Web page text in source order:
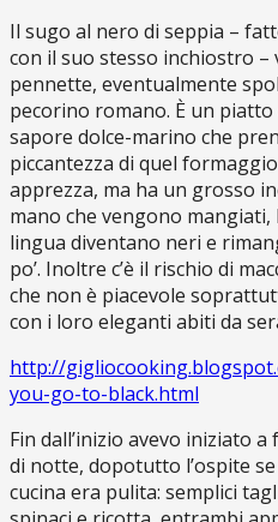
Il sugo al nero di seppia –
con il suo stesso inchiostro –
pennette, eventualmente
pecorino romano. È un piatto
sapore dolce-marino che
piccantezza di quel
apprezza, ma ha un grosso
mano che vengono mangiati,
lingua diventano neri e
po’. Inoltre c’è il rischio di
che non è piacevole
con i loro eleganti abiti da
http://
you-go-to-black.html
Fin dall’inizio avevo iniziato
di notte, dopotutto l’ospite se
cucina era pulita: semplici